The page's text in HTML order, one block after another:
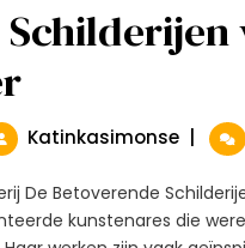
Schilderijen
Rosina
Katinkasimonse
Van
Rosina
kunstenares die